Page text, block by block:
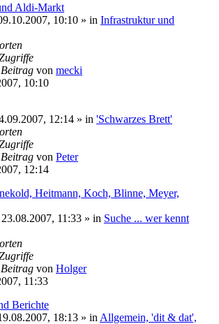
Aldi-Markt
10:10 » in Infrastruktur und
von mecki
10:10
12:14 » in 'Schwarzes Brett'
von Peter
12:14
Heitmann, Koch, Blinne, Meyer,
11:33 » in Suche ... wer kennt
von Holger
11:33
Berichte
18:13 » in Allgemein, 'dit & dat',